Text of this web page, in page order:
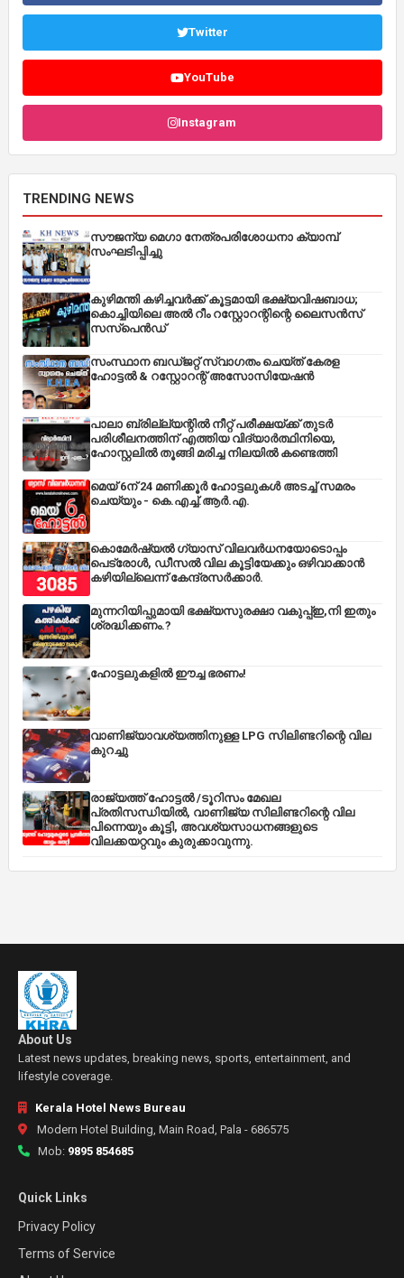
Twitter
YouTube
Instagram
TRENDING NEWS
സൗജന്യ മെഗാ നേത്രപരിശോധനാ ക്യാമ്പ്
സംഘടിപ്പിച്ചു
കുഴിമന്തി കഴിച്ചവർക്ക് കൂട്ടമായി ഭക്ഷ്യവിഷബാധ;
കൊച്ചിയിലെ അൽ റീം റസ്റ്റോറന്റിന്റെ ലൈസൻസ്
സസ്പെൻഡ്
സംസ്ഥാന ബഡ്‌ജറ്റ് സ്വാഗതം ചെയ്ത് കേരള
ഹോട്ടൽ & റസ്റ്റോറന്റ് അസോസിയേഷൻ
പാലാ ബ്രില്ല്യന്റിൽ നീറ്റ് പരീക്ഷയ്ക്ക് തുടർ
പരിശീലനത്തിന് എത്തിയ വിദ്യാർത്ഥിനിയെ,
ഹോസ്റ്റലിൽ തൂങ്ങി മരിച്ച നിലയിൽ കണ്ടെത്തി
മെയ് 6ന് 24 മണിക്കൂർ ഹോട്ടലുകൾ അടച്ച് സമരം
ചെയ്യും - കെ.എച്ച്.ആർ.എ.
കൊമേർഷ്യൽ ഗ്യാസ് വിലവർധനയോടൊപ്പം
പെട്രോൾ, ഡീസല്‍ വില കൂട്ടിയേക്കും ഒഴിവാക്കാന്‍
കഴിയില്ലെന്ന് കേന്ദ്രസര്‍ക്കാര്‍.
മുന്നറിയിപ്പുമായി ഭക്ഷ്യസുരക്ഷാ വകുപ്പ്ഇ,നി ഇതും
ശ്രദ്ധിക്കണം.?
ഹോട്ടലുകളിൽ ഈച്ച ഭരണം!
വാണിജ്യാവശ്യത്തിനുള്ള LPG സിലിണ്ടറിന്റെ വില
കുറച്ചു
രാജ്യത്ത് ഹോട്ടൽ /ടൂറിസം മേഖല
പ്രതിസന്ധിയിൽ, വാണിജ്യ സിലിണ്ടറിന്റെ വില
പിന്നെയും കൂട്ടി, അവശ്യസാധനങ്ങളുടെ
വിലക്കയറ്റവും കുരുക്കാവുന്നു.
About Us
Latest news updates, breaking news, sports, entertainment, and
lifestyle coverage.
Kerala Hotel News Bureau
Modern Hotel Building, Main Road, Pala - 686575
Mob: 9895 854685
Quick Links
Privacy Policy
Terms of Service